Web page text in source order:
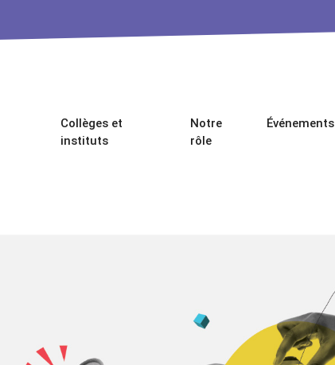
Collèges et
instituts
Notre
rôle
Événements